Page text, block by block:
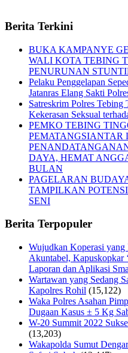
Berita Terkini
BUKA KAMPANYE
WALI KOTA TEBING
PENURUNAN
Pelaku Penggelapan
Jatanras Elang Sakti
Satreskrim Polres
Kekerasan Seksual
PEMKO TEBING
DAYA, HEMAT
BULAN
PAGELARAN
TAMPILKAN
SENI
Berita Terpopuler
Wujudkan Koperasi yang
Akuntabel, Kapuskopkar
Laporan dan Aplikasi
Wartawan yang Sedang
Kapolres Rohil (15,122)
Waka Polres Asahan
Dugaan Kasus ± 5 Kg
W-20 Summit 2022
(13,203)
Wakapolda Sumut